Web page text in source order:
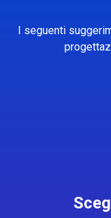
I seguenti